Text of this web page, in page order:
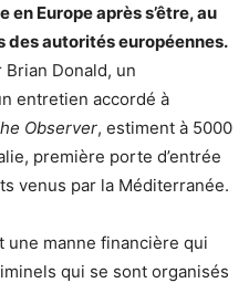
Europe après s’être, au
des autorités européennes.
Donald, un
entretien accordé à
Observer, estiment à 5000
première porte d’entrée
venus par la Méditerranée.
une manne financière qui
qui se sont organisés